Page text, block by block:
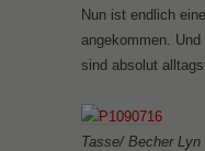
Nun ist endlich
angekommen.
sind absolut
Tasse/ Becher